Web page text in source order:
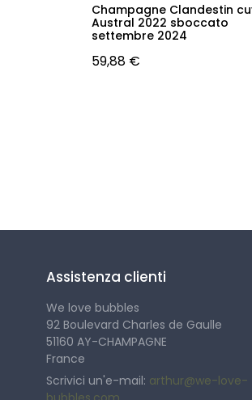
Champagne Clandestin
Austral 2022 sboccato
settembre 2024
59,88 €
Assistenza clienti
We love bubbles
92 Boulevard Charles de Gaulle
51160 AY-CHAMPAGNE
France
Scrivici un'e-mail: arthur@we-love-